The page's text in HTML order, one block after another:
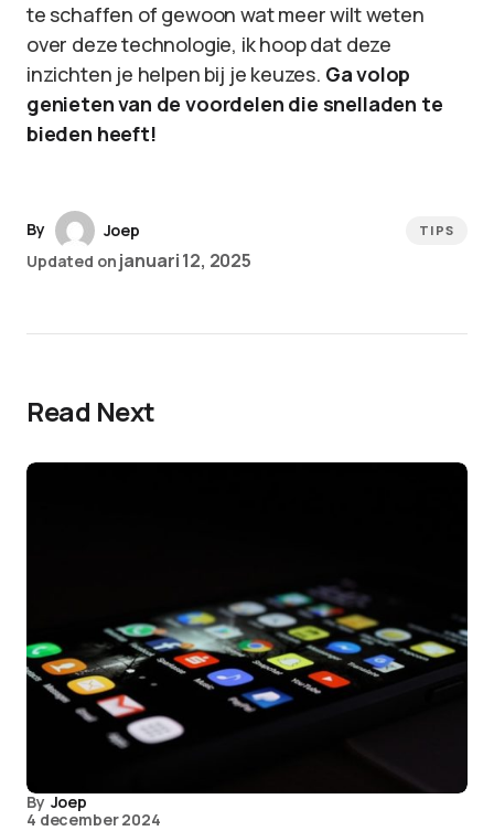
te schaffen of gewoon wat meer wilt weten
over deze technologie, ik hoop dat deze
inzichten je helpen bij je keuzes. Ga volop
genieten van de voordelen die snelladen te
bieden heeft!
By
Joep
Updated on januari 12, 2025
TIPS
Read Next
By Joep
4 december 2024